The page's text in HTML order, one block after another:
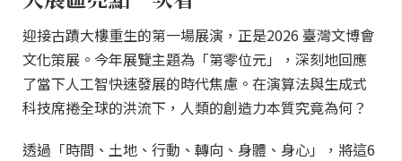
迎接古蹟大樓重生的第一場展演，正是2026 臺灣文博會
文化策展。今年展覽主題為「第零位元」，深刻地回應
了當下人工智快速發展的時代焦慮。在演算法與生成式
科技席捲全球的洪流下，人類的創造力本質究竟為何？
透過「時間、土地、行動、轉向、身體、身心」，將這6